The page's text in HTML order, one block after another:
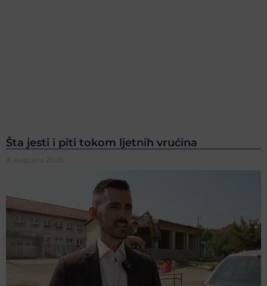
Šta jesti i piti tokom ljetnih vrućina
9. Augusta 2026.